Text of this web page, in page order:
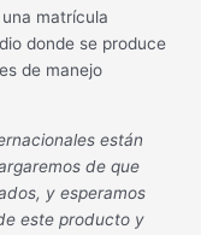
matrícula
donde se produce
de manejo
están
de que
y esperamos
este producto y